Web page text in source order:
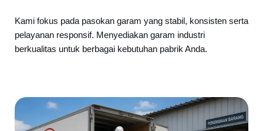
Kami fokus pada pasokan garam yang stabil, konsisten serta
pelayanan responsif. Menyediakan garam industri
berkualitas untuk berbagai kebutuhan pabrik Anda.